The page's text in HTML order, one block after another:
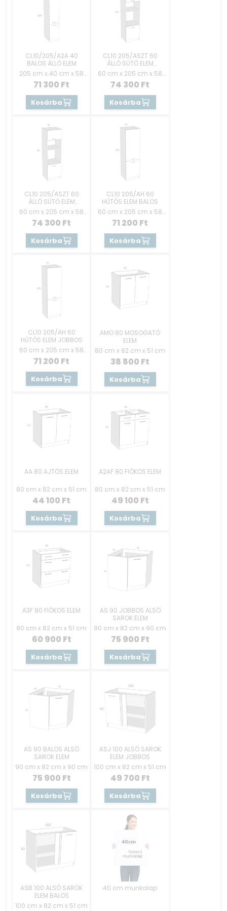
CL10/205/A2A 40
BALOS ÁLLÓ ELEM
205 cm x 40 cm x 58
cm
71 300 Ft
Kosárba
CL10 205/ASZT 60
ÁLLÓ SÜTŐ ELEM
AJTÓS JOBBOS
60 cm x 205 cm x 58
cm
74 300 Ft
Kosárba
CL10 205/ASZT 60
ÁLLÓ SÜTŐ ELEM
AJTÓS BALOS
60 cm x 205 cm x 58
cm
74 300 Ft
Kosárba
CL10 205/AH 60
HŰTŐS ELEM BALOS
60 cm x 205 cm x 58
cm
71 200 Ft
Kosárba
CL10 205/AH 60
HŰTŐS ELEM JOBBOS
60 cm x 205 cm x 58
cm
71 200 Ft
Kosárba
AMO 80 MOSOGATÓ
ELEM
80 cm x 82 cm x 51 cm
38 800 Ft
Kosárba
AA 80 AJTÓS ELEM
80 cm x 82 cm x 51 cm
44 100 Ft
Kosárba
A2AF 80 FIÓKOS ELEM
80 cm x 82 cm x 51 cm
49 100 Ft
Kosárba
A3F 80 FIÓKOS ELEM
80 cm x 82 cm x 51 cm
60 900 Ft
Kosárba
AS 90 JOBBOS ALSÓ
SAROK ELEM
90 cm x 82 cm x 90 cm
75 900 Ft
Kosárba
AS 90 BALOS ALSÓ
SAROK ELEM
90 cm x 82 cm x 90 cm
75 900 Ft
Kosárba
ASJ 100 ALSÓ SAROK
ELEM JOBBOS
100 cm x 82 cm x 51 cm
49 700 Ft
Kosárba
ASB 100 ALSÓ SAROK
ELEM BALOS
100 cm x 82 cm x 51 cm
40 cm munkalap